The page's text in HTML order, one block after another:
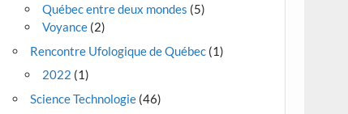
Québec entre deux mondes (5)
Voyance (2)
Rencontre Ufologique de Québec (1)
2022 (1)
Science Technologie (46)